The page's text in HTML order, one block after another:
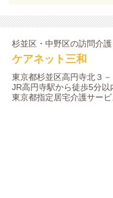
杉並区・中野区の訪問介
ケアネット三和
東京都杉並区高円寺北３
JR高円寺駅から徒歩5分以
東京都指定居宅介護サー